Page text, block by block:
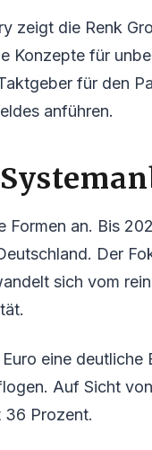
zeigt die Renk
Konzepte für
für den
anführen.
an. Bis
Der
sich vom
eine deutliche
Auf Sicht
36 Prozent.